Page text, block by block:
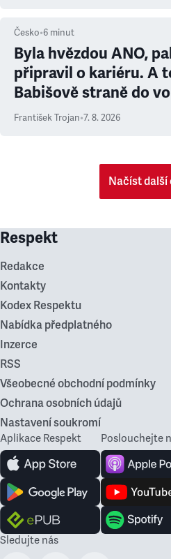
Česko•6 minut
Byla hvězdou ANO,
připravil o kariéru. A
Babišově straně do
František Trojan•7. 8. 2026
Načíst další
Respekt
Redakce
Kontakty
Kodex Respektu
Nabídka předplatného
Inzerce
RSS
Všeobecné obchodní podmínky
Ochrana osobních údajů
Nastavení soukromí
Aplikace Respekt Poslouchejte
Sledujte nás